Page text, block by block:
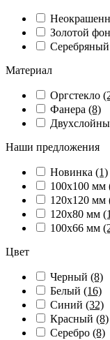
Золотой
Серебряный
Материал
Оргстекло
Фанера (8)
Наши предложения
Новинка (1)
100х100 мм
120х120 мм
120х80 мм
100х66 мм
Цвет
Черный (8)
Белый (16)
Синий (32)
Красный (8)
Серебро (8)